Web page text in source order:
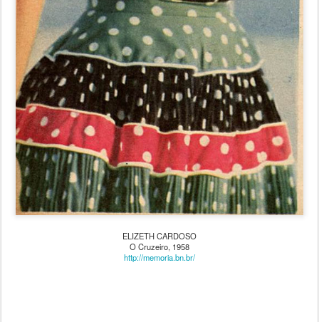
ELIZETH CARDOSO
O Cruzeiro, 1958
http://memoria.bn.br/